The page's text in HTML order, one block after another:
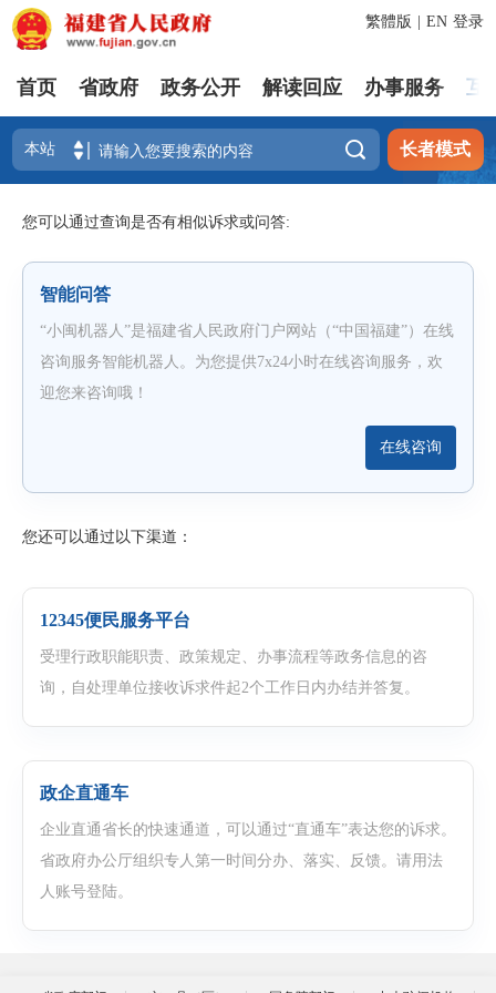
登录
繁體版 EN
首页 省政府 政务公开 解读回应 办事服务 互
 长者模式
您可以通过查询是否有相似诉求或问答:
智能问答
“小闽机器人”是福建省人民政府门户网站（“中国福建”）在线
咨询服务智能机器人。为您提供7x24小时在线咨询服务，欢
迎您来咨询哦！
在线咨询
您还可以通过以下渠道：
12345便民服务平台
受理行政职能职责、政策规定、办事流程等政务信息的咨
询，自处理单位接收诉求件起2个工作日内办结并答复。
政企直通车
企业直通省长的快速通道，可以通过“直通车”表达您的诉求。
省政府办公厅组织专人第一时间分办、落实、反馈。请用法
人账号登陆。